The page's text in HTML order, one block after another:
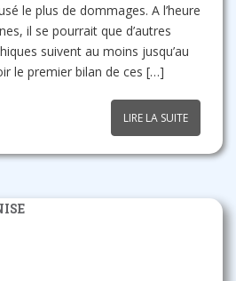
le plus de dommages. A l’heure
il se pourrait que d’autres
suivent au moins jusqu’au
le premier bilan de ces […]
LIRE LA SUITE